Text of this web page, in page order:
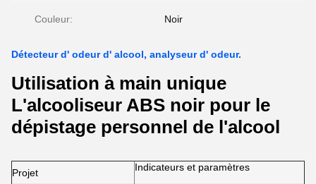
Couleur: Noir
Détecteur d' odeur d' alcool, analyseur d' odeur.
Utilisation à main unique
L'alcooliseur ABS noir pour le
dépistage personnel de l'alcool
Projet Indicateurs et paramètres